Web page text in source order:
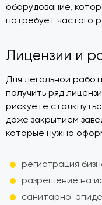
оборудование,
потребует частого
Лицензии и
Для легальной
получить ряд
рискуете
даже закрытием
которые нужно
регистрация
разрешение на
санитарно-